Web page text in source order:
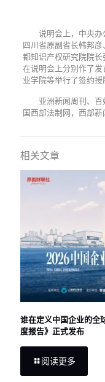
说明会上，中央办
四川省原副省长韩邦
都知识产权研究院院
在说明会上分别作了
业学院等举行了签约授
亚洲新闻周刊、
国西部法制网，西部新
相关文章
谁在定义中国企业的全
度报告》正式发布
阅读更多